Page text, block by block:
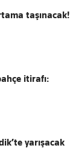
taşınacak!
itirafı:
yarışacak